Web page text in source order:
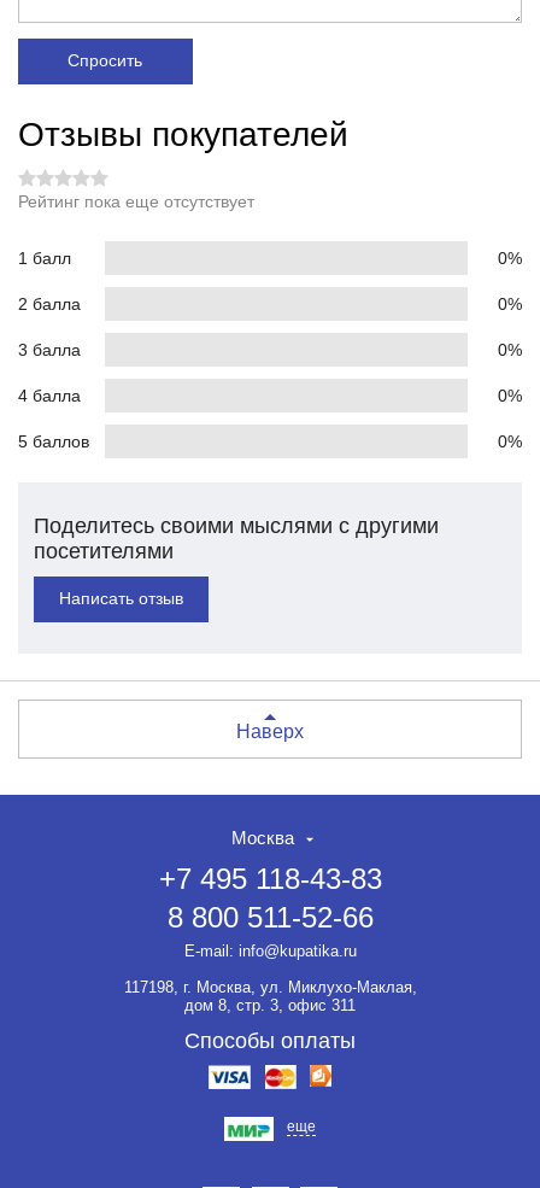
Спросить
Отзывы покупателей
Рейтинг пока еще отсутствует
1 балл 0%
2 балла 0%
3 балла 0%
4 балла 0%
5 баллов 0%
Поделитесь своими мыслями с другими
посетителями
Написать отзыв
Наверх
Москва
+7 495 118-43-83
8 800 511-52-66
E-mail: info@kupatika.ru
117198, г. Москва, ул. Миклухо-Маклая,
дом 8, стр. 3, офис 311
Способы оплаты
еще